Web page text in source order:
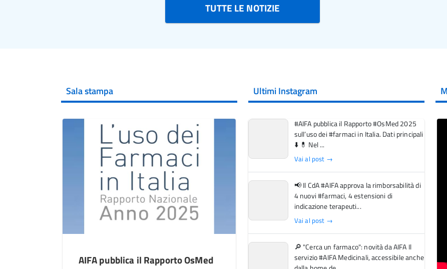
TUTTE LE NOTIZIE
Sala stampa
AIFA pubblica il Rapporto OsMed
Ultimi Instagram
#AIFA pubblica il Rapporto #OsMed 2025
sull’uso dei #farmaci in Italia. Dati principali
⬇️ 💊 Nel ...
Vai al post →
📢 Il CdA #AIFA approva la rimborsabilità di
4 nuovi #farmaci, 4 estensioni di
indicazione terapeuti...
Vai al post →
🔎 "Cerca un farmaco": novità da AIFA Il
servizio #AIFA Medicinali, accessibile anche